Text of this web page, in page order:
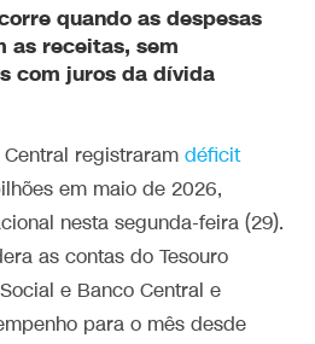
quando as despesas
as receitas, sem
com juros da dívida
Central registraramdéficit
em maio de 2026,
nesta segunda-feira (29).
as contas do Tesouro
e Banco Central e
para o mês desde